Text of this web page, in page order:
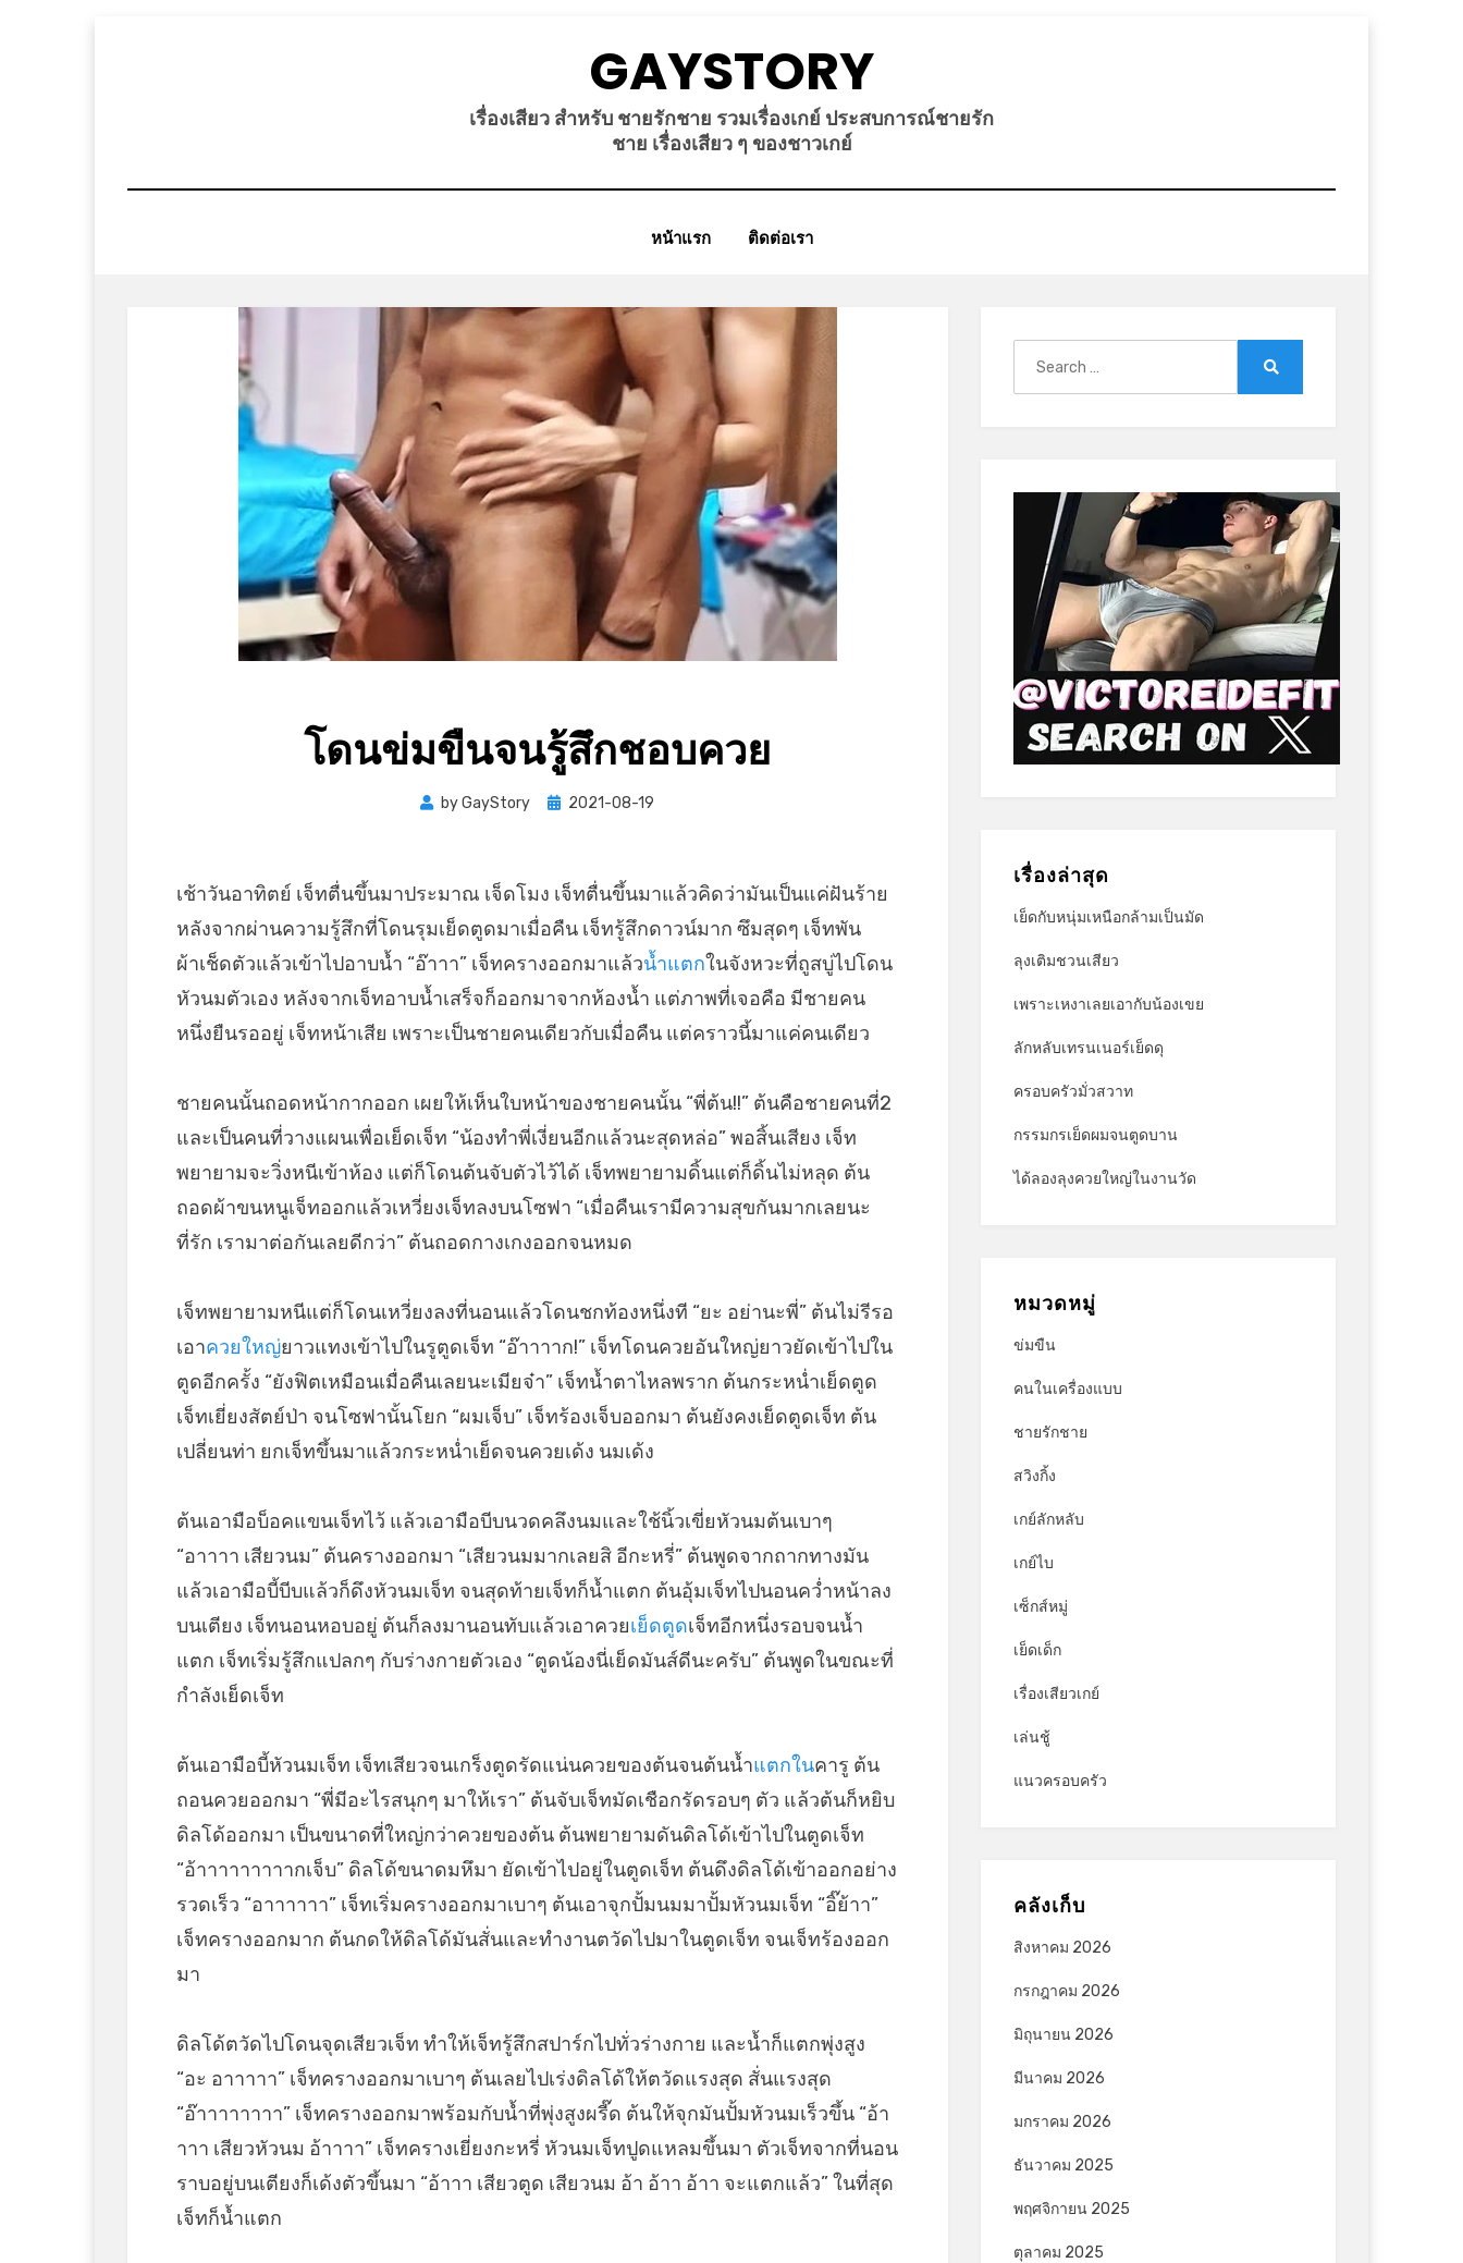
GAYSTORY
เรื่องเสียว สำหรับ ชายรักชาย รวมเรื่องเกย์ ประสบการณ์ชายรัก
ชาย เรื่องเสียว ๆ ของชาวเกย์
หน้าแรก ติดต่อเรา
โดนข่มขืนจนรู้สึกชอบควย
byGayStory
Posted
2021-08-19
เช้าวันอาทิตย์ เจ็ทตื่นขึ้นมาประมาณ เจ็ดโมง เจ็ทตื่นขึ้นมาแล้วคิดว่ามันเป็นแค่ฝันร้าย
หลังจากผ่านความรู้สึกที่โดนรุมเย็ดตูดมาเมื่อคืน เจ็ทรู้สึกดาวน์มาก ซึมสุดๆ เจ็ทพัน
ผ้าเช็ดตัวแล้วเข้าไปอาบน้ำ “อ๊าาา” เจ็ทครางออกมาแล้วน้ำแตกในจังหวะที่ถูสบู่ไปโดน
หัวนมตัวเอง หลังจากเจ็ทอาบน้ำเสร็จก็ออกมาจากห้องน้ำ แต่ภาพที่เจอคือ มีชายคน
หนึ่งยืนรออยู่ เจ็ทหน้าเสีย เพราะเป็นชายคนเดียวกับเมื่อคืน แต่คราวนี้มาแค่คนเดียว
ชายคนนั้นถอดหน้ากากออก เผยให้เห็นใบหน้าของชายคนนั้น “พี่ต้น!!” ต้นคือชายคนที่2
และเป็นคนที่วางแผนเพื่อเย็ดเจ็ท “น้องทำพี่เงี่ยนอีกแล้วนะสุดหล่อ” พอสิ้นเสียง เจ็ท
พยายามจะวิ่งหนีเข้าห้อง แต่ก็โดนต้นจับตัวไว้ได้ เจ็ทพยายามดิ้นแต่ก็ดิ้นไม่หลุด ต้น
ถอดผ้าขนหนูเจ็ทออกแล้วเหวี่ยงเจ็ทลงบนโซฟา “เมื่อคืนเรามีความสุขกันมากเลยนะ
ที่รัก เรามาต่อกันเลยดีกว่า” ต้นถอดกางเกงออกจนหมด
เจ็ทพยายามหนีแต่ก็โดนเหวี่ยงลงที่นอนแล้วโดนชกท้องหนึ่งที “ยะ อย่านะพี่” ต้นไม่รีรอ
เอาควยใหญ่ยาวแทงเข้าไปในรูตูดเจ็ท “อ๊าาาาก!” เจ็ทโดนควยอันใหญ่ยาวยัดเข้าไปใน
ตูดอีกครั้ง “ยังฟิตเหมือนเมื่อคืนเลยนะเมียจ๋า” เจ็ทน้ำตาไหลพราก ต้นกระหน่ำเย็ดตูด
เจ็ทเยี่ยงสัตย์ป่า จนโซฟานั้นโยก “ผมเจ็บ” เจ็ทร้องเจ็บออกมา ต้นยังคงเย็ดตูดเจ็ท ต้น
เปลี่ยนท่า ยกเจ็ทขึ้นมาแล้วกระหน่ำเย็ดจนควยเด้ง นมเด้ง
ต้นเอามือบ็อคแขนเจ็ทไว้ แล้วเอามือบีบนวดคลึงนมและใช้นิ้วเขี่ยหัวนมต้นเบาๆ
“อาาาา เสียวนม” ต้นครางออกมา “เสียวนมมากเลยสิ อีกะหรี่” ต้นพูดจากถากทางมัน
แล้วเอามือบี้บีบแล้วก็ดึงหัวนมเจ็ท จนสุดท้ายเจ็ทก็น้ำแตก ต้นอุ้มเจ็ทไปนอนคว่ำหน้าลง
บนเตียง เจ็ทนอนหอบอยู่ ต้นก็ลงมานอนทับแล้วเอาควยเย็ดตูดเจ็ทอีกหนึ่งรอบจนน้ำ
แตก เจ็ทเริ่มรู้สึกแปลกๆ กับร่างกายตัวเอง “ตูดน้องนี่เย็ดมันส์ดีนะครับ” ต้นพูดในขณะที่
กำลังเย็ดเจ็ท
ต้นเอามือบี้หัวนมเจ็ท เจ็ทเสียวจนเกร็งตูดรัดแน่นควยของต้นจนต้นน้ำแตกในคารู ต้น
ถอนควยออกมา “พี่มีอะไรสนุกๆ มาให้เรา” ต้นจับเจ็ทมัดเชือกรัดรอบๆ ตัว แล้วต้นก็หยิบ
ดิลโด้ออกมา เป็นขนาดที่ใหญ่กว่าควยของต้น ต้นพยายามดันดิลโด้เข้าไปในตูดเจ็ท
“อ้าาาาาาาาากเจ็บ” ดิลโด้ขนาดมหึมา ยัดเข้าไปอยู่ในตูดเจ็ท ต้นดึงดิลโด้เข้าออกอย่าง
รวดเร็ว “อาาาาาา” เจ็ทเริ่มครางออกมาเบาๆ ต้นเอาจุกปั้มนมมาปั้มหัวนมเจ็ท “อิ๊ย้าา”
เจ็ทครางออกมาก ต้นกดให้ดิลโด้มันสั่นและทำงานตวัดไปมาในตูดเจ็ท จนเจ็ทร้องออก
มา
ดิลโด้ตวัดไปโดนจุดเสียวเจ็ท ทำให้เจ็ทรู้สึกสปาร์กไปทั่วร่างกาย และน้ำก็แตกพุ่งสูง
“อะ อาาาาา” เจ็ทครางออกมาเบาๆ ต้นเลยไปเร่งดิลโด้ให้ตวัดแรงสุด สั่นแรงสุด
“อ๊าาาาาาาา” เจ็ทครางออกมาพร้อมกับน้ำที่พุ่งสูงผรี๊ด ต้นให้จุกมันปั้มหัวนมเร็วขึ้น “อ้า
าาา เสียวหัวนม อ้าาาา” เจ็ทครางเยี่ยงกะหรี่ หัวนมเจ็ทปูดแหลมขึ้นมา ตัวเจ็ทจากที่นอน
ราบอยู่บนเตียงก็เด้งตัวขึ้นมา “อ้าาา เสียวตูด เสียวนม อ้า อ้าา อ้าา จะแตกแล้ว” ในที่สุด
เจ็ทก็น้ำแตก
เรื่องล่าสุด
เย็ดกับหนุ่มเหนือกล้ามเป็นมัด
ลุงเติมชวนเสียว
เพราะเหงาเลยเอากับน้องเขย
ลักหลับเทรนเนอร์เย็ดดุ
ครอบครัวมั่วสวาท
กรรมกรเย็ดผมจนตูดบาน
ได้ลองลุงควยใหญ่ในงานวัด
หมวดหมู่
ข่มขืน
คนในเครื่องแบบ
ชายรักชาย
สวิงกิ้ง
เกย์ลักหลับ
เกย์ไบ
เซ็กส์หมู่
เย็ดเด็ก
เรื่องเสียวเกย์
เล่นชู้
แนวครอบครัว
คลังเก็บ
สิงหาคม 2026
กรกฎาคม 2026
มิถุนายน 2026
มีนาคม 2026
มกราคม 2026
ธันวาคม 2025
พฤศจิกายน 2025
ตุลาคม 2025